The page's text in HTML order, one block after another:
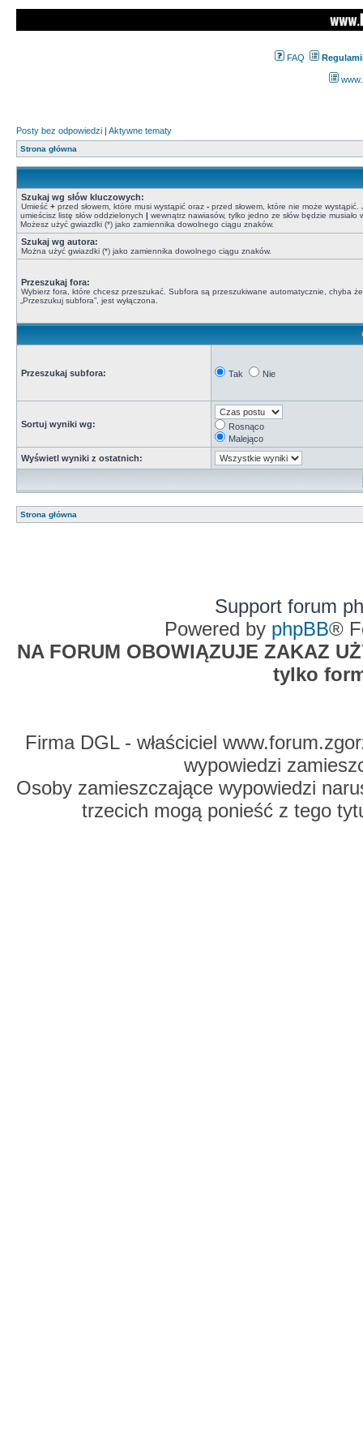
FAQ
Posty bez odpowiedzi | Aktywne tematy
Strona główna
Szukaj wg słów kluczowych:
Umieść + przed słowem, które musi wystąpić oraz - przed słowem, które nie może wystąpić.
umieścisz listę słów oddzielonych | wewnątrz nawiasów, tylko jedno ze słów będzie musiało
Możesz użyć gwiazdki (*) jako zamiennika dowolnego ciągu znaków.
Szukaj wg autora:
Można użyć gwiazdki (*) jako zamiennika dowolnego ciągu znaków.
Przeszukaj fora:
Wybierz fora, które chcesz przeszukać. Subfora są przeszukiwane automatycznie, chyba
„Przeszukuj subfora”, jest wyłączona.
Przeszukaj subfora: Tak Nie
Sortuj wyniki wg:
Rosnąco
Malejąco
Wyświetl wyniki z ostatnich:
Strona główna
Support forum
Powered by phpBB®
NA FORUM OBOWIĄZUJE ZAKAZ
tylko
Firma DGL - właściciel
wypowiedzi
Osoby zamieszczające wypowiedzi
trzecich mogą ponieść z tego